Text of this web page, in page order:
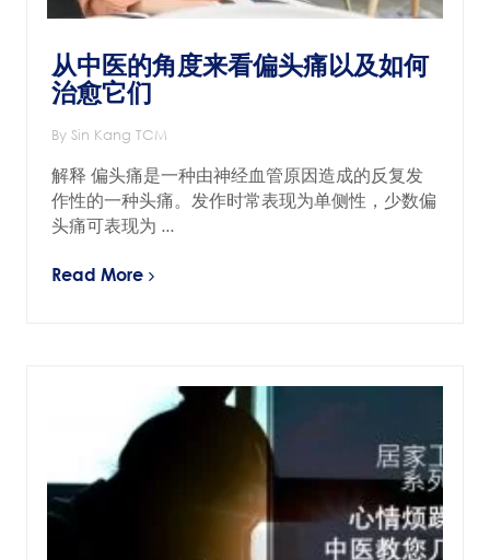
从中医的角度来看偏头痛以及如何
治愈它们
By Sin Kang TCM
解释 偏头痛是一种由神经血管原因造成的反复发
作性的一种头痛。发作时常表现为单侧性，少数偏
头痛可表现为 ...
Read More